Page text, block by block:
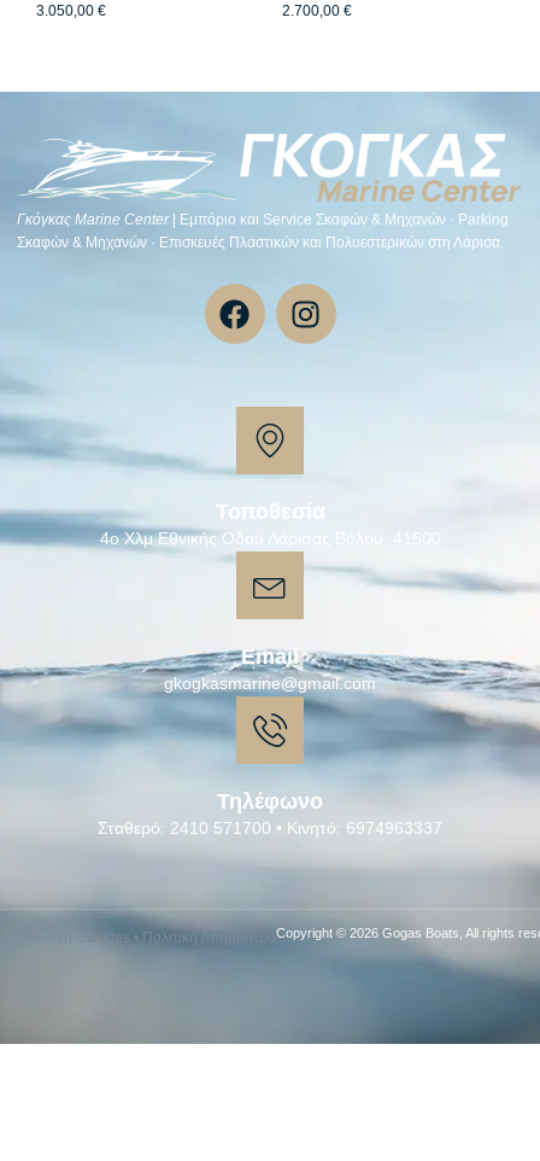
3.050,00 € 2.700,00 €
Γκόγκας Μarine Center| Εμπόριο και Service Σκαφών & Μηχανών · Parking
Σκαφών & Μηχανών · Επισκευές Πλαστικών και Πολυεστερικών στη Λάρισα.
Τοποθεσία
4ο Χλμ Εθνικής Οδού Λάρισας Βόλου, 41500
Email
gkogkasmarine@gmail.com
Τηλέφωνο
Σταθερό: 2410 571700 • Κινητό: 6974963337
Πολιτική Cookies • Πολιτική ΑπορρήτουCopyright © 2026 Gogas Boats, All rights